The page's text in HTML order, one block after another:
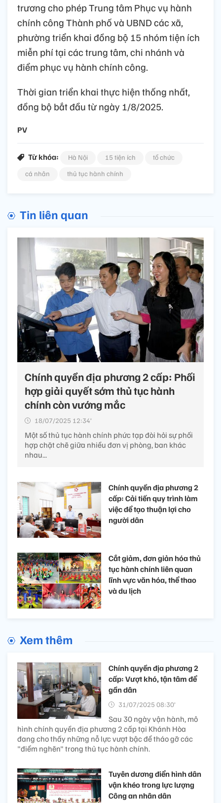
trương cho phép Trung tâm Phục vụ hành
chính công Thành phố và UBND các xã,
phường triển khai đồng bộ 15 nhóm tiện ích
miễn phí tại các trung tâm, chi nhánh và
điểm phục vụ hành chính công.
Thời gian triển khai thực hiện thống nhất,
đồng bộ bắt đầu từ ngày 1/8/2025.
PV
Từ khóa: Hà Nội 15 tiện ích
tổ chức
cá nhân
thủ tục hành chính
Tin liên quan
Chính quyền địa phương 2 cấp: Phối
hợp giải quyết sớm thủ tục hành
chính còn vướng mắc ​
18/07/2025 12:34’
Một số thủ tục hành chính phức tạp đòi hỏi sự phối
hợp chặt chẽ giữa nhiều đơn vị phòng, ban khác
nhau...
Chính quyền địa phương 2
cấp: Cải tiến quy trình làm
việc để tạo thuận lợi cho
người dân
Cắt giảm, đơn giản hóa thủ
tục hành chính liên quan
lĩnh vực văn hóa, thể thao
và du lịch
Xem thêm
Chính quyền địa phương 2
cấp: Vượt khó, tận tâm để
gần dân
31/07/2025 08:30’
Sau 30 ngày vận hành, mô
hình chính quyền địa phương 2 cấp tại Khánh Hòa
đang cho thấy những nỗ lực vượt bậc để tháo gỡ các
"điểm nghẽn" trong thủ tục hành chính.
Tuyên dương điển hình dân
vận khéo trong lực lượng
Công an nhân dân